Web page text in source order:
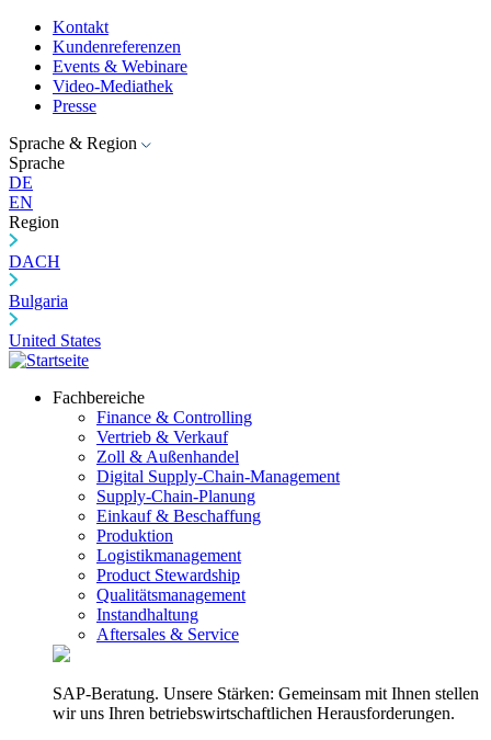
Kontakt
Kundenreferenzen
Events & Webinare
Video-Mediathek
Presse
Sprache & Region
Sprache
DE
EN
Region
DACH
Bulgaria
United States
Fachbereiche
Finance & Controlling
Vertrieb & Verkauf
Zoll & Außenhandel
Digital Supply-Chain-Management
Supply-Chain-Planung
Einkauf & Beschaffung
Produktion
Logistikmanagement
Product Stewardship
Qualitätsmanagement
Instandhaltung
Aftersales & Service
SAP-Beratung. Unsere Stärken: Gemeinsam mit Ihnen stellen
wir uns Ihren betriebswirtschaftlichen Herausforderungen.